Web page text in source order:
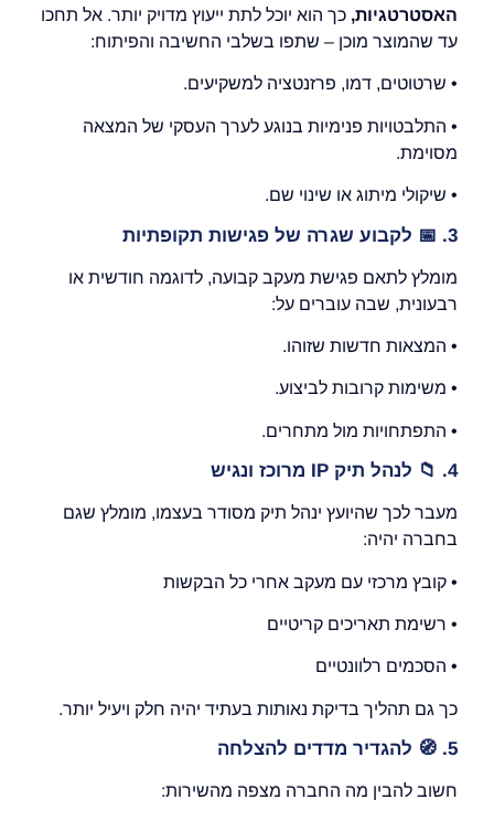
האסטרטגיות, כך הוא יוכל לתת ייעוץ מדויק יותר. אל תחכו
עד שהמוצר מוכן – שתפו בשלבי החשיבה והפיתוח:
• שרטוטים, דמו, פרזנטציה למשקיעים.
• התלבטויות פנימיות בנוגע לערך העסקי של המצאה
מסוימת.
• שיקולי מיתוג או שינוי שם.
3.
📅 לקבוע שגרה של פגישות תקופתיות
מומלץ לתאם פגישת מעקב קבועה, לדוגמה חודשית או
רבעונית, שבה עוברים על:
• המצאות חדשות שזוהו.
• משימות קרובות לביצוע.
• התפתחויות מול מתחרים.
4.
📁 לנהל תיק מרוכז ונגיש
מעבר לכך שהיועץ ינהל תיק מסודר בעצמו, מומלץ שגם
בחברה יהיה:
• קובץ מרכזי עם מעקב אחרי כל הבקשות
• רשימת תאריכים קריטיים
• הסכמים רלוונטיים
כך גם תהליך בדיקת נאותות בעתיד יהיה חלק ויעיל יותר.
5.
🧭 להגדיר מדדים להצלחה
חשוב להבין מה החברה מצפה מהשירות: